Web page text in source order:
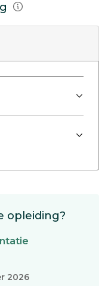
opleiding?
2026